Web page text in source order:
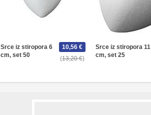
Srce iz stiropora 6
cm, set 50
13,20 €
10,56 €
Srce iz stiropora 11
cm, set 25